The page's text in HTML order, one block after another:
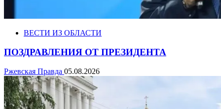
ВЕСТИ ИЗ ОБЛАСТИ
ПОЗДРАВЛЕНИЯ ОТ ПРЕЗИДЕНТА
Ржевская Правда 05.08.2026